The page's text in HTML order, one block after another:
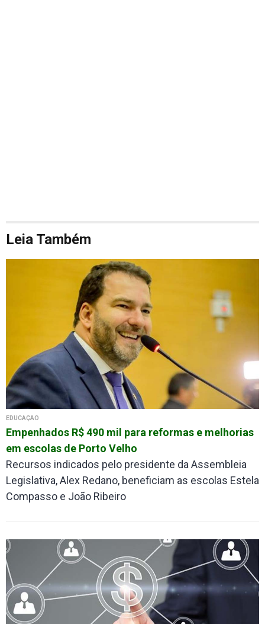
Leia Também
EDUCAÇÃO
Empenhados R$ 490 mil para reformas e melhorias
em escolas de Porto Velho
Recursos indicados pelo presidente da Assembleia
Legislativa, Alex Redano, beneficiam as escolas Estela
Compasso e João Ribeiro